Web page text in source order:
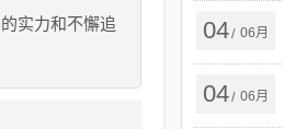
实力和不懈追
04/ 06月
04/ 06月